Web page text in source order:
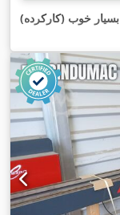
بسیار خوب (کارکرده)